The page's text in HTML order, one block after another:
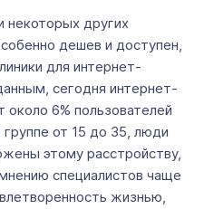
других
дешев и доступен,
для интернет-
сегодня интернет-
6% пользователей
от 15 до 35, люди
этому расстройству,
специалистов чаще
жизнью,